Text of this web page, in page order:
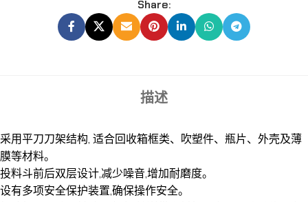
Share:
描述
采用平刀刀架结构, 适合回收箱框类、吹塑件、瓶片、外壳及薄
膜等材料。
投料斗前后双层设计,减少噪音,增加耐磨度。
设有多项安全保护装置,确保操作安全。